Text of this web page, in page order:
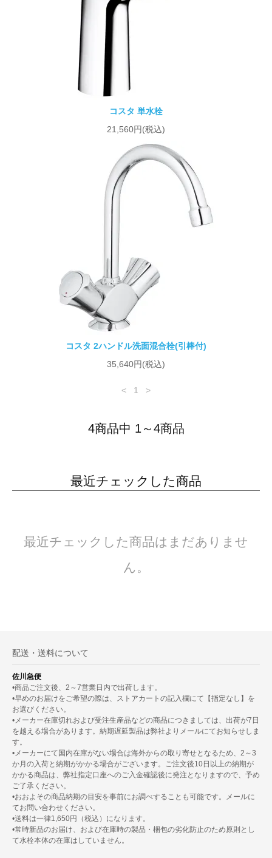
コスタ 単水栓
21,560円(税込)
コスタ 2ハンドル洗面混合栓(引棒付)
35,640円(税込)
< 1 >
4商品中 1～4商品
最近チェックした商品
最近チェックした商品はまだありませ
ん。
配送・送料について
佐川急便
•商品ご注文後、2～7営業日内で出荷します。
•早めのお届けをご希望の際は、ストアカートの記入欄にて【指定なし】を
お選びください。
•メーカー在庫切れおよび受注生産品などの商品につきましては、出荷が7日
を越える場合があります。納期遅延製品は弊社よりメールにてお知らせしま
す。
•メーカーにて国内在庫がない場合は海外からの取り寄せとなるため、2～3
か月の入荷と納期がかかる場合がございます。ご注文後10日以上の納期が
かかる商品は、弊社指定口座へのご入金確認後に発注となりますので、予め
ご了承ください。
•おおよその商品納期の目安を事前にお調べすることも可能です。メールに
てお問い合わせください。
•送料は一律1,650円（税込）になります。
•常時新品のお届け、および在庫時の製品・梱包の劣化防止のため原則とし
て水栓本体の在庫はしていません。